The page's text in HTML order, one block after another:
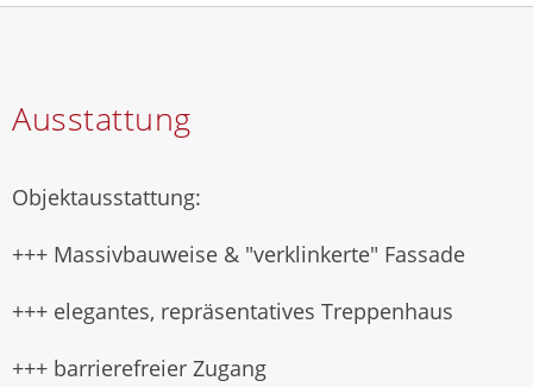
Ausstattung
Objektausstattung:
+++ Massivbauweise & "verklinkerte" Fassade
+++ elegantes, repräsentatives Treppenhaus
+++ barrierefreier Zugang